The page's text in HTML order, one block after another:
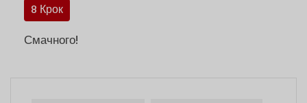
8 Крок
Смачного!